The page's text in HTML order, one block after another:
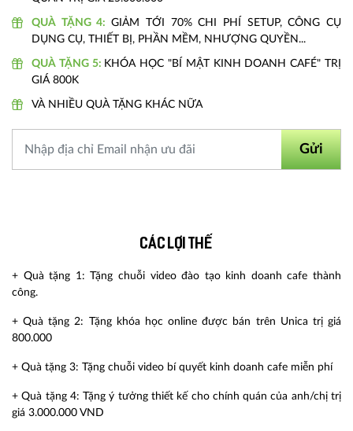
QUÀ TẶNG 4:GIẢM TỚI 70% CHI PHÍ SETUP, CÔNG CỤ
DỤNG CỤ, THIẾT BỊ, PHẦN MỀM, NHƯỢNG QUYỀN...
QUÀ TẶNG 5: KHÓA HỌC "BÍ MẬT KINH DOANH CAFÉ" TRỊ
GIÁ 800K
VÀ NHIỀU QUÀ TẶNG KHÁC NỮA
Gửi
Các lợi thế
+ Quà tặng 1: Tặng chuỗi video đào tạo kinh doanh cafe thành
công.
+ Quà tặng 2: Tặng khóa học online được bán trên Unica trị giá
800.000
+ Quà tặng 3: Tặng chuỗi video bí quyết kinh doanh cafe miễn phí
+ Quà tặng 4: Tặng ý tưởng thiết kế cho chính quán của anh/chị trị
giá 3.000.000 VND